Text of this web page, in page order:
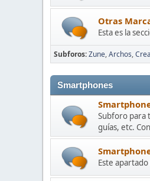
Otras
Esta es la
Subforos Zune Archos
Smartphones
Subforo para
guías, etc.
Este